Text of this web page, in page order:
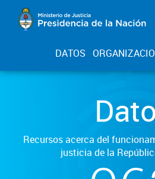
DATOS
Recursos acerca del
justicia de la